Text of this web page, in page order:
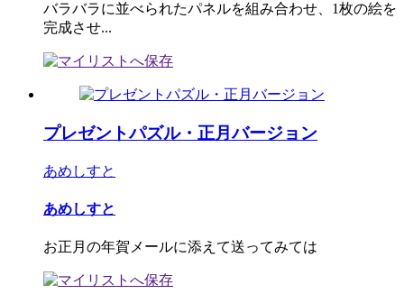
バラバラに並べられたパネルを組み合わせ、1枚の絵を
完成させ...
プレゼントパズル・正月バージョン
あめしすと
あめしすと
お正月の年賀メールに添えて送ってみては